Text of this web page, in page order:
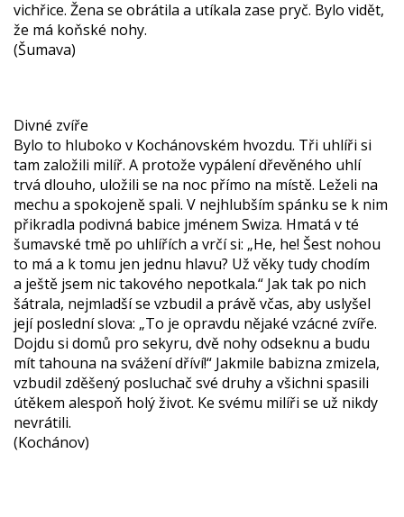
vichřice. Žena se obrátila a utíkala zase pryč. Bylo vidět,
že má koňské nohy.
(Šumava)
Divné zvíře
Bylo to hluboko v Kochánovském hvozdu. Tři uhlíři si
tam založili milíř. A protože vypálení dřevěného uhlí
trvá dlouho, uložili se na noc přímo na místě. Leželi na
mechu a spokojeně spali. V nejhlubším spánku se k nim
přikradla podivná babice jménem Swiza. Hmatá v té
šumavské tmě po uhlířích a vrčí si: „He, he! Šest nohou
to má a k tomu jen jednu hlavu? Už věky tudy chodím
a ještě jsem nic takového nepotkala.“ Jak tak po nich
šátrala, nejmladší se vzbudil a právě včas, aby uslyšel
její poslední slova: „To je opravdu nějaké vzácné zvíře.
Dojdu si domů pro sekyru, dvě nohy odseknu a budu
mít tahouna na svážení dříví!“ Jakmile babizna zmizela,
vzbudil zděšený posluchač své druhy a všichni spasili
útěkem alespoň holý život. Ke svému milíři se už nikdy
nevrátili.
(Kochánov)